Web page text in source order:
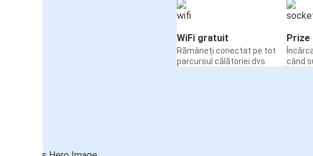
WiFi gratuit
Rămâneți conectat pe tot
parcursul călătoriei dvs.
Prize
când